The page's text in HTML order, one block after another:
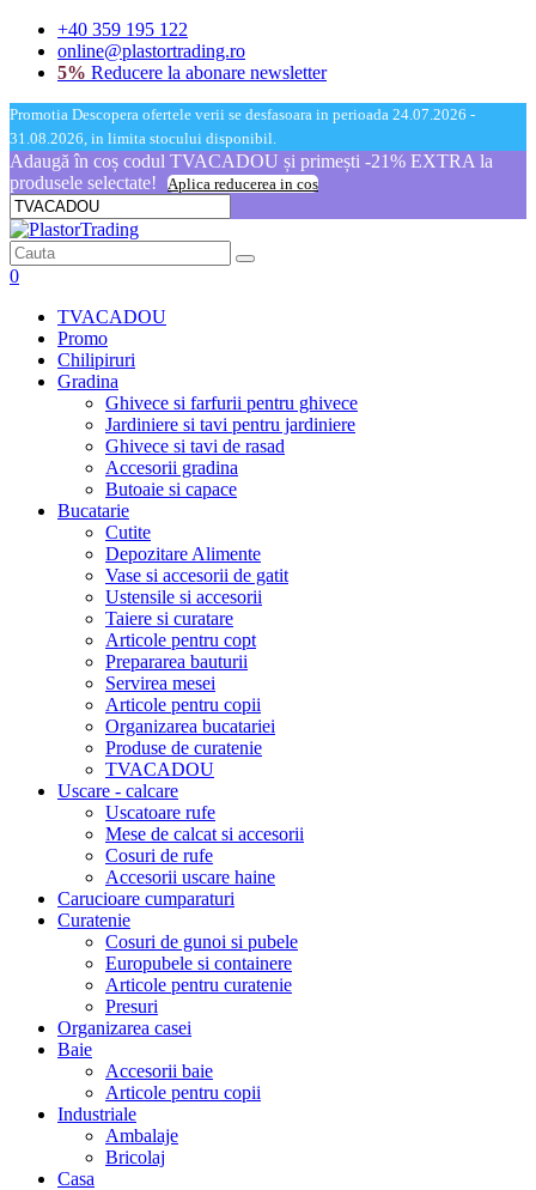
+40 359 195 122
online@plastortrading.ro
5% Reducere la abonare newsletter
Promotia Descopera ofertele verii se desfasoara in perioada 24.07.2026 -
31.08.2026, in limita stocului disponibil.
Adaugă în coș codul TVACADOU și primești -21% EXTRA la
produsele selectate!
Aplica reducerea in cos
0
TVACADOU
Promo
Chilipiruri
Gradina
Ghivece si farfurii pentru ghivece
Jardiniere si tavi pentru jardiniere
Ghivece si tavi de rasad
Accesorii gradina
Butoaie si capace
Bucatarie
Cutite
Depozitare Alimente
Vase si accesorii de gatit
Ustensile si accesorii
Taiere si curatare
Articole pentru copt
Prepararea bauturii
Servirea mesei
Articole pentru copii
Organizarea bucatariei
Produse de curatenie
TVACADOU
Uscare - calcare
Uscatoare rufe
Mese de calcat si accesorii
Cosuri de rufe
Accesorii uscare haine
Carucioare cumparaturi
Curatenie
Cosuri de gunoi si pubele
Europubele si containere
Articole pentru curatenie
Presuri
Organizarea casei
Baie
Accesorii baie
Articole pentru copii
Industriale
Ambalaje
Bricolaj
Casa